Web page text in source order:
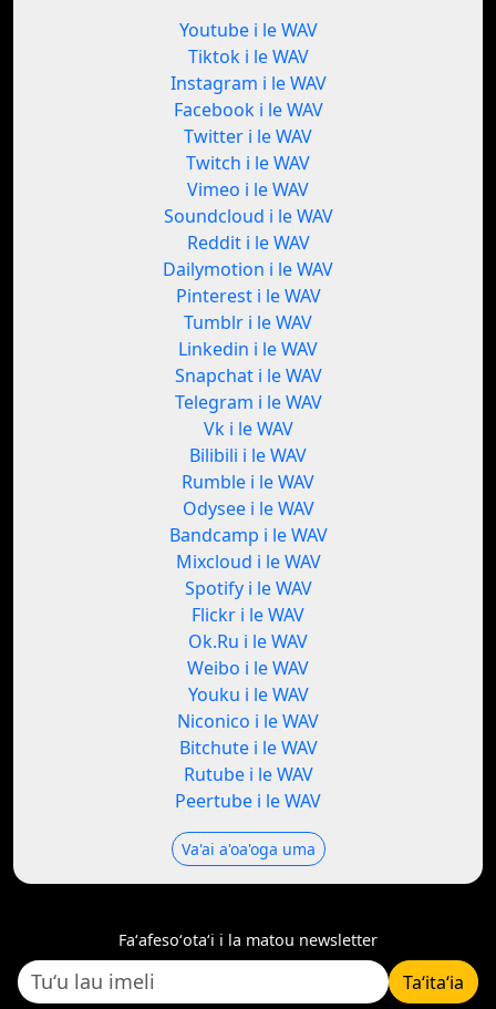
Youtube i le WAV
Tiktok i le WAV
Instagram i le WAV
Facebook i le WAV
Twitter i le WAV
Twitch i le WAV
Vimeo i le WAV
Soundcloud i le WAV
Reddit i le WAV
Dailymotion i le WAV
Pinterest i le WAV
Tumblr i le WAV
Linkedin i le WAV
Snapchat i le WAV
Telegram i le WAV
Vk i le WAV
Bilibili i le WAV
Rumble i le WAV
Odysee i le WAV
Bandcamp i le WAV
Mixcloud i le WAV
Spotify i le WAV
Flickr i le WAV
Ok.Ru i le WAV
Weibo i le WAV
Youku i le WAV
Niconico i le WAV
Bitchute i le WAV
Rutube i le WAV
Peertube i le WAV
Va'ai a'oa'oga uma
Faʻafesoʻotaʻi i la matou newsletter
Taʻitaʻia